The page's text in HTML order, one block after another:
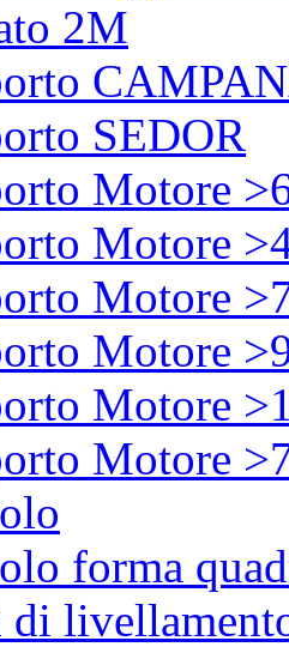
2M
SEDOR
Motore
Motore
Motore
Motore
Motore
Motore
forma
di